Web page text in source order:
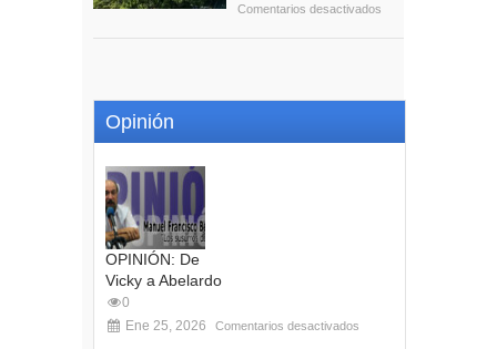
Comentarios desactivados
Opinión
OPINIÓN: De
Vicky a Abelardo
0
Ene 25, 2026
Comentarios desactivados